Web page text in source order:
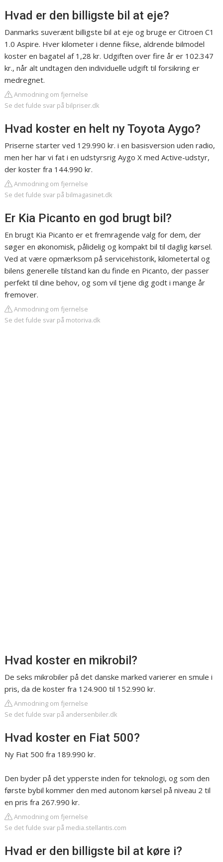
Hvad er den billigste bil at eje?
Danmarks suverænt billigste bil at eje og bruge er Citroen C1
1.0 Aspire. Hver kilometer i denne fikse, aldrende bilmodel
koster en bagatel af 1,28 kr. Udgiften over fire år er 102.347
kr., når alt undtagen den individuelle udgift til forsikring er
medregnet.
Anmodning om fjernelse
Se det fulde svar på bilpriser.dk
Hvad koster en helt ny Toyota Aygo?
Priserne starter ved 129.990 kr. i en basisversion uden radio,
men her har vi fat i en udstyrsrig Aygo X med Active-udstyr,
der koster fra 144.990 kr.
Anmodning om fjernelse
Se det fulde svar på bilmagasinet.dk
Er Kia Picanto en god brugt bil?
En brugt Kia Picanto er et fremragende valg for dem, der
søger en økonomisk, pålidelig og kompakt bil til daglig kørsel.
Ved at være opmærksom på servicehistorik, kilometertal og
bilens generelle tilstand kan du finde en Picanto, der passer
perfekt til dine behov, og som vil tjene dig godt i mange år
fremover.
Anmodning om fjernelse
Se det fulde svar på motoriva.dk
Hvad koster en mikrobil?
De seks mikrobiler på det danske marked varierer en smule i
pris, da de koster fra 124.900 til 152.990 kr.
Anmodning om fjernelse
Se det fulde svar på andersenbiler.dk
Hvad koster en Fiat 500?
Ny Fiat 500 fra 189.990 kr.
Den byder på det ypperste inden for teknologi, og som den
første bybil kommer den med autonom kørsel på niveau 2 til
en pris fra 267.990 kr.
Anmodning om fjernelse
Se det fulde svar på media.stellantis.com
Hvad er den billigste bil at køre i?